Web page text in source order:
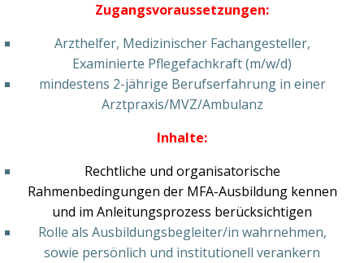
Zugangsvoraussetzungen:
Arzthelfer, Medizinischer Fachangesteller,
Examinierte Pflegefachkraft (m/w/d)
mindestens 2-jährige Berufserfahrung in einer
Arztpraxis/MVZ/Ambulanz
Inhalte:
Rechtliche und organisatorische
Rahmenbedingungen der MFA-Ausbildung kennen
und im Anleitungsprozess berücksichtigen
Rolle als Ausbildungsbegleiter/in wahrnehmen,
sowie persönlich und institutionell verankern